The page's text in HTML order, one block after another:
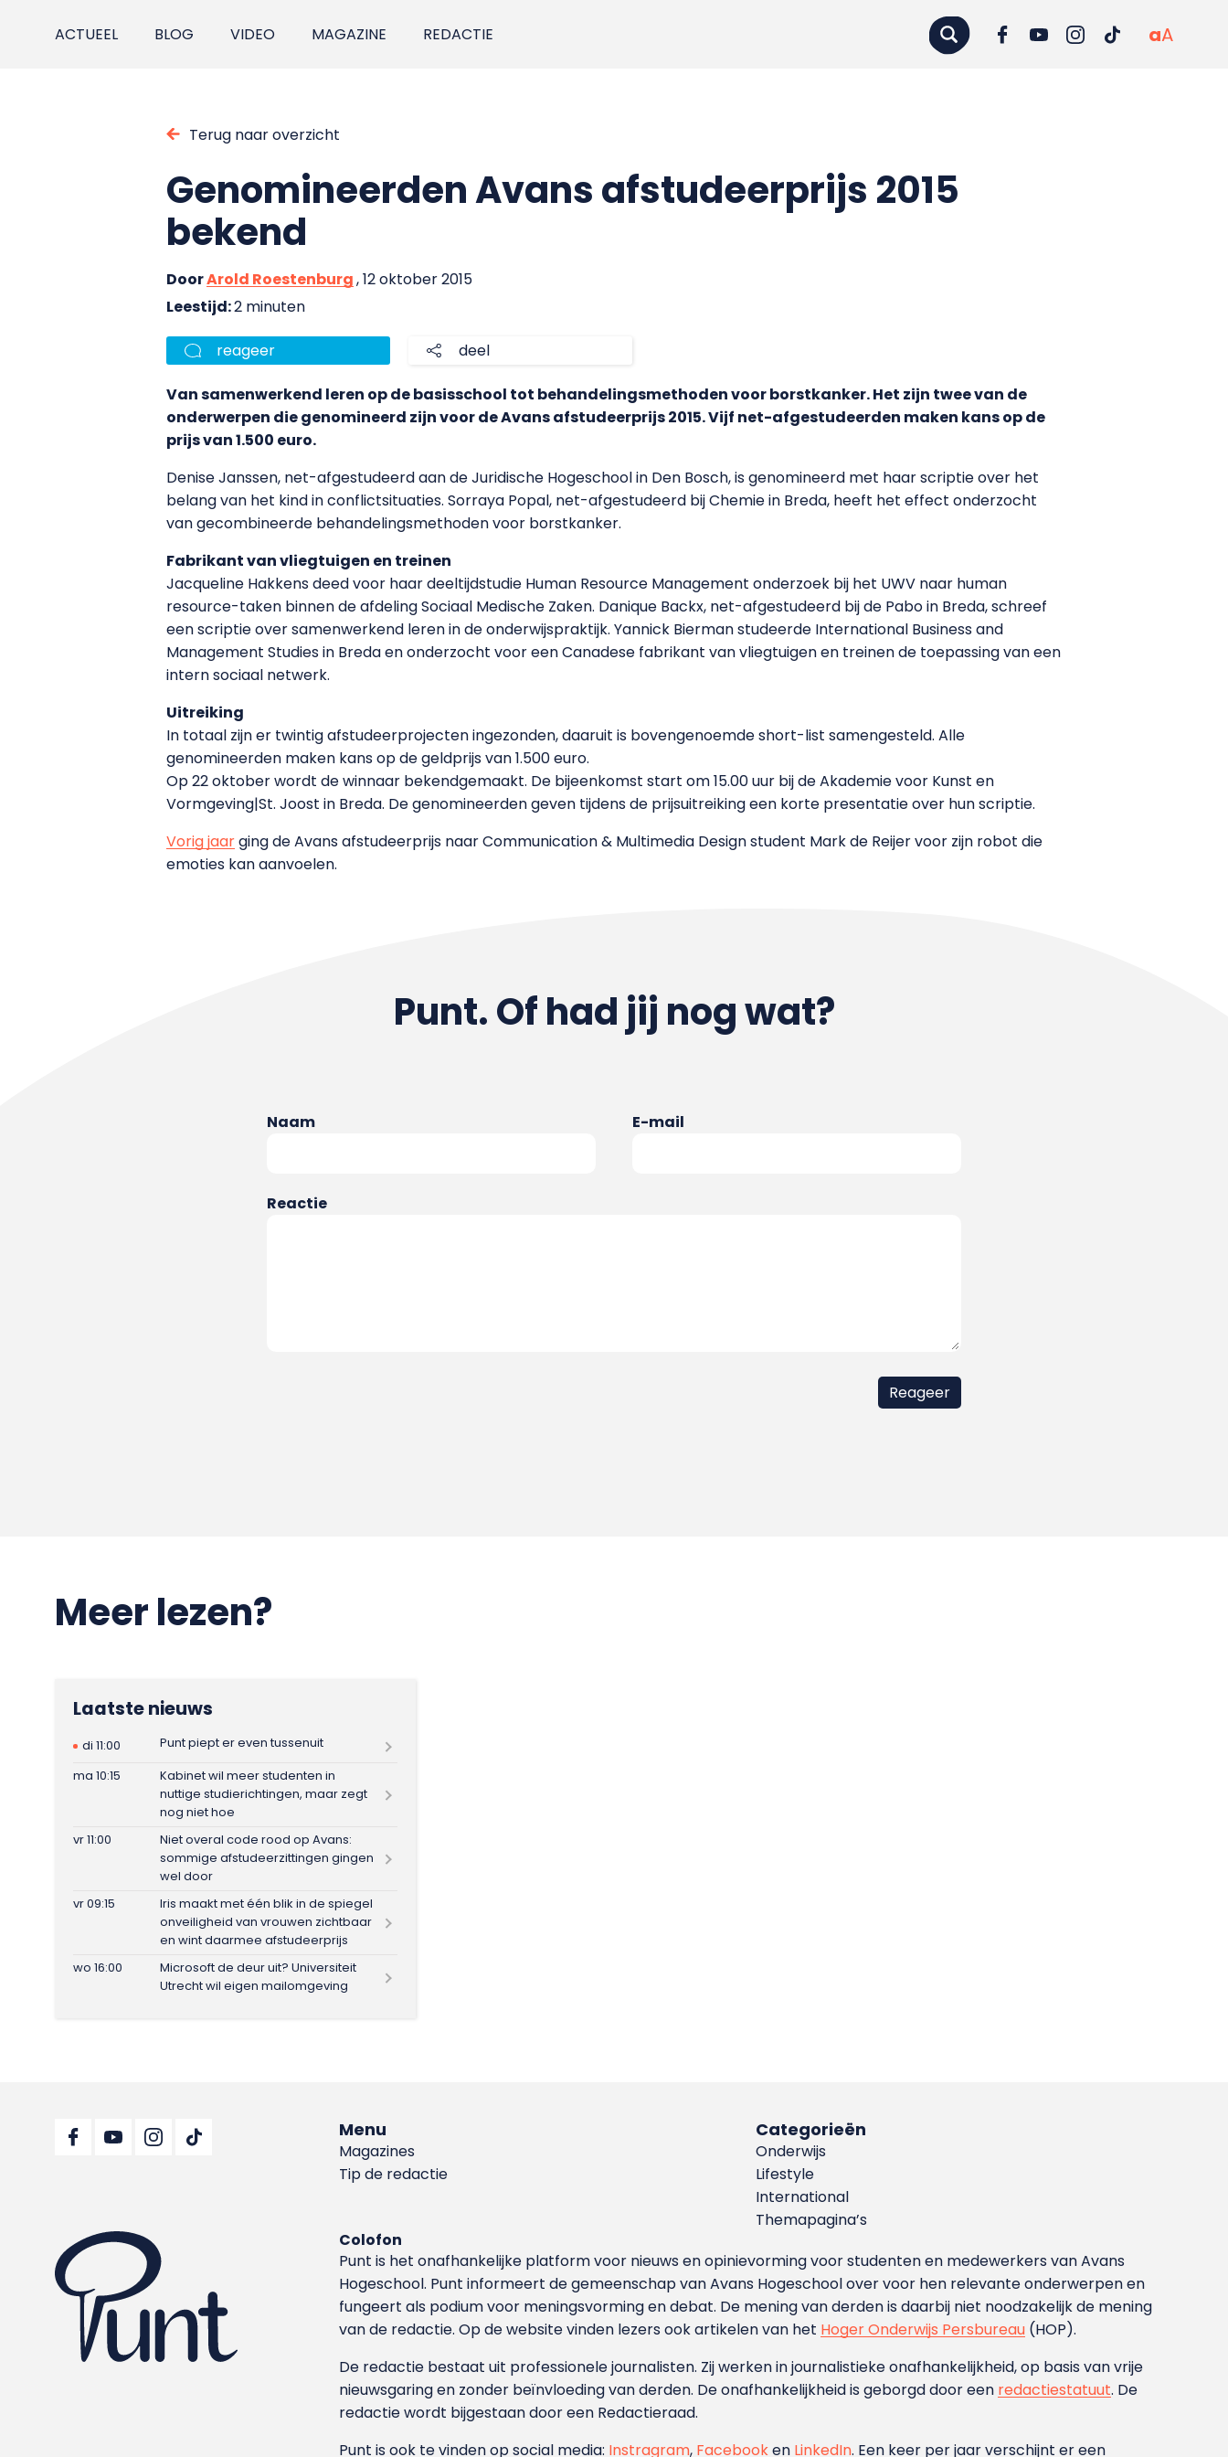
ACTUEEL BLOG VIDEO MAGAZINE REDACTIE aA
Terug naar overzicht
Genomineerden Avans afstudeerprijs 2015
bekend
DoorArold Roestenburg, 12 oktober 2015
Leestijd:2 minuten
reageer deel
Van samenwerkend leren op de basisschool tot behandelingsmethoden voor borstkanker. Het zijn twee van de
onderwerpen die genomineerd zijn voor de Avans afstudeerprijs 2015. Vijf net-afgestudeerden maken kans op de
prijs van 1.500 euro.
Denise Janssen, net-afgestudeerd aan de Juridische Hogeschool in Den Bosch, is genomineerd met haar scriptie over het
belang van het kind in conflictsituaties. Sorraya Popal, net-afgestudeerd bij Chemie in Breda, heeft het effect onderzocht
van gecombineerde behandelingsmethoden voor borstkanker.
Fabrikant van vliegtuigen en treinen
Jacqueline Hakkens deed voor haar deeltijdstudie Human Resource Management onderzoek bij het UWV naar human
resource-taken binnen de afdeling Sociaal Medische Zaken. Danique Backx, net-afgestudeerd bij de Pabo in Breda, schreef
een scriptie over samenwerkend leren in de onderwijspraktijk. Yannick Bierman studeerde International Business and
Management Studies in Breda en onderzocht voor een Canadese fabrikant van vliegtuigen en treinen de toepassing van een
intern sociaal netwerk.
Uitreiking
In totaal zijn er twintig afstudeerprojecten ingezonden, daaruit is bovengenoemde short-list samengesteld. Alle
genomineerden maken kans op de geldprijs van 1.500 euro.
Op 22 oktober wordt de winnaar bekendgemaakt. De bijeenkomst start om 15.00 uur bij de Akademie voor Kunst en
Vormgeving|St. Joost in Breda. De genomineerden geven tijdens de prijsuitreiking een korte presentatie over hun scriptie.
Vorig jaarging de Avans afstudeerprijs naar Communication & Multimedia Design student Mark de Reijer voor zijn robot die
emoties kan aanvoelen.
Punt. Of had jij nog wat?
Naam E-mail
Reactie
Meer lezen?
Laatste nieuws
di 11:00
Punt piept er even tussenuit
ma 10:15
Kabinet wil meer studenten in
nuttige studierichtingen, maar zegt
nog niet hoe
vr 11:00
Niet overal code rood op Avans:
sommige afstudeerzittingen gingen
wel door
vr 09:15
Iris maakt met één blik in de spiegel
onveiligheid van vrouwen zichtbaar
en wint daarmee afstudeerprijs
wo 16:00
Microsoft de deur uit? Universiteit
Utrecht wil eigen mailomgeving
Menu
Magazines
Tip de redactie
Categorieën
Onderwijs
Lifestyle
International
Themapagina’s
Colofon
Punt is het onafhankelijke platform voor nieuws en opinievorming voor studenten en medewerkers van Avans
Hoge­school. Punt informeert de gemeenschap van Avans Hogeschool over voor hen relevante onderwerpen en
fungeert als podium voor meningsvorming en debat. De mening van derden is daarbij niet noodzakelijk de mening
van de redactie. Op de website vinden lezers ook artikelen van het Hoger Onderwijs Persbureau (HOP).
De redactie bestaat uit professionele journalisten. Zij werken in journalistieke onafhankelijkheid, op basis van vrije
nieuwsgaring en zonder beïnvloeding van derden. De onafhankelijkheid is geborgd door een redactiestatuut. De
redactie wordt bijgestaan door een Redactieraad.
Punt is ook te vinden op social media: Instragram, Facebooken LinkedIn. Een keer per jaar verschijnt er een